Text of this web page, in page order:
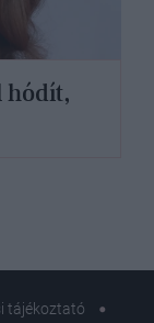
hódít,
tájékoztató